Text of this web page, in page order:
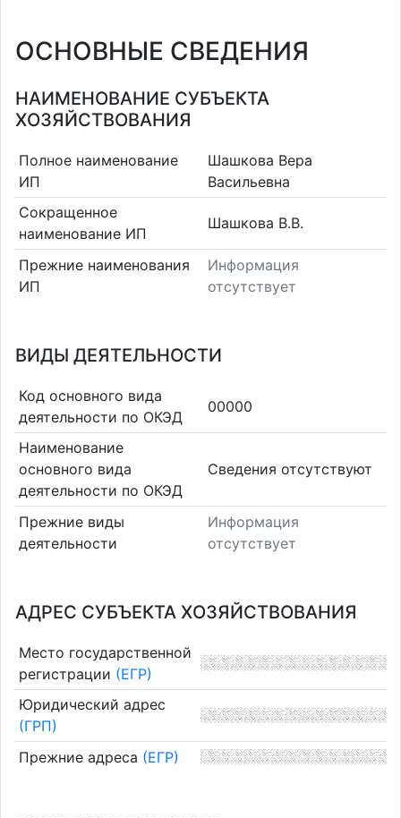
ОСНОВНЫЕ СВЕДЕНИЯ
НАИМЕНОВАНИЕ СУБЪЕКТА
ХОЗЯЙСТВОВАНИЯ
Полное наименование
ИП
Шашкова Вера
Васильевна
Сокращенное
наименование ИП
Шашкова В.В.
Прежние наименования
ИП
Информация
отсутствует
ВИДЫ ДЕЯТЕЛЬНОСТИ
Код основного вида
деятельности по ОКЭД
00000
Наименование
основного вида
деятельности по ОКЭД
Cведения отсутствуют
Прежние виды
деятельности
Информация
отсутствует
АДРЕС СУБЪЕКТА ХОЗЯЙСТВОВАНИЯ
Место государственной
регистрации (ЕГР)
Юридический адрес
(ГРП)
Прежние адреса (ЕГР)